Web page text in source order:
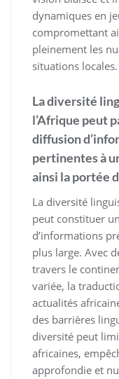
dynamiques en
compromettant
pleinement les
situations locales.
La diversité
l’Afrique peut
diffusion
pertinentes à
ainsi la portée
La diversité
peut constituer
d’informations
plus large. Avec
travers le
variée, la
actualités
des barrières
diversité peut
africaines,
approfondie et